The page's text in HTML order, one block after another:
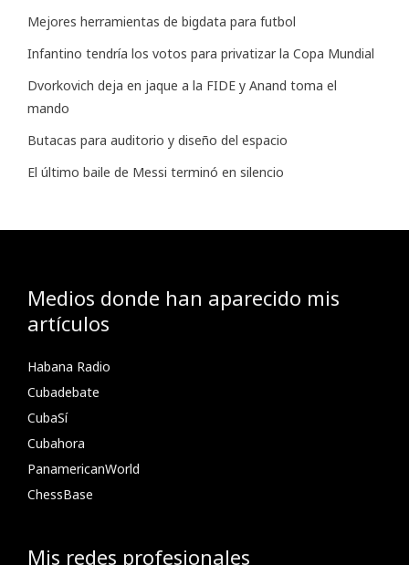
Mejores herramientas de bigdata para futbol
Infantino tendría los votos para privatizar la Copa Mundial
Dvorkovich deja en jaque a la FIDE y Anand toma el
mando
Butacas para auditorio y diseño del espacio
El último baile de Messi terminó en silencio
Medios donde han aparecido mis
artículos
Habana Radio
Cubadebate
CubaSí
Cubahora
PanamericanWorld
ChessBase
Mis redes profesionales